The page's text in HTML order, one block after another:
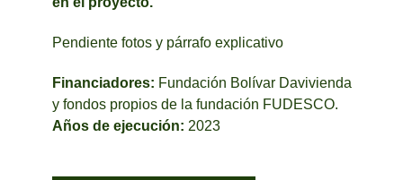
Pendiente fotos y párrafo explicativo
Financiadores: Fundación Bolívar Davivienda
y fondos propios de la fundación FUDESCO.
Años de ejecución: 2023